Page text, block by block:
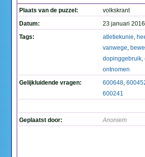
Plaats van de puzzel:
volkskrant
Datum:
23 januari
Tags:
atletiekunie,
vanwege,
dopinggebruik,
ontnomen
Gelijkluidende vragen:
600648,
600241
Geplaatst door: Anoniem